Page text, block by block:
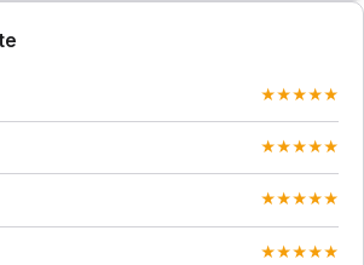
★★★★★
★★★★★
★★★★★
★★★★★